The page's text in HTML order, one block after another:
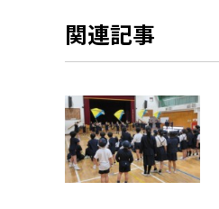
関連記事